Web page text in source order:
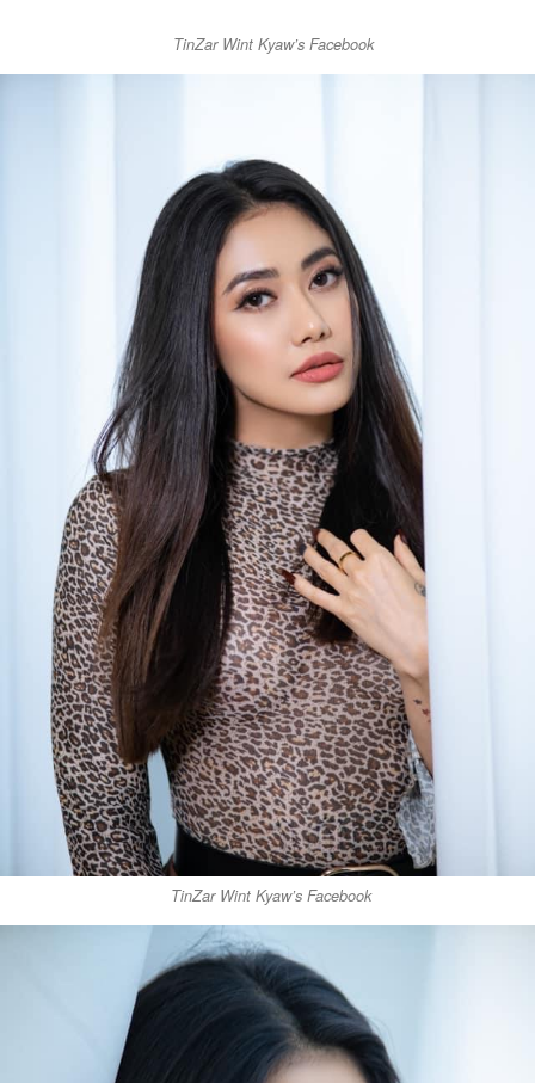
TinZar Wint Kyaw’s Facebook
TinZar Wint Kyaw’s Facebook